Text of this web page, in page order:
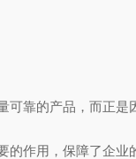
的产品，而正是
用，保障了企业